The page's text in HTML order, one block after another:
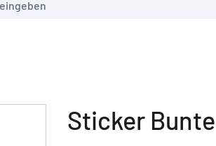
Sticker